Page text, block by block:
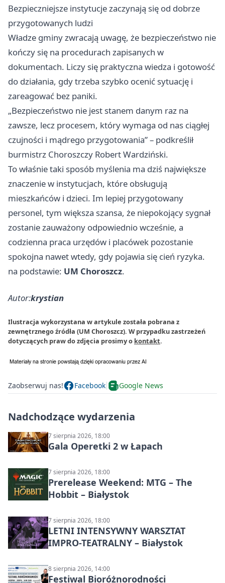
Bezpieczniejsze instytucje zaczynają się od dobrze
przygotowanych ludzi
Władze gminy zwracają uwagę, że bezpieczeństwo nie
kończy się na procedurach zapisanych w
dokumentach. Liczy się praktyczna wiedza i gotowość
do działania, gdy trzeba szybko ocenić sytuację i
zareagować bez paniki.
„Bezpieczeństwo nie jest stanem danym raz na
zawsze, lecz procesem, który wymaga od nas ciągłej
czujności i mądrego przygotowania” – podkreślił
burmistrz Choroszczy Robert Wardziński.
To właśnie taki sposób myślenia ma dziś największe
znaczenie w instytucjach, które obsługują
mieszkańców i dzieci. Im lepiej przygotowany
personel, tym większa szansa, że niepokojący sygnał
zostanie zauważony odpowiednio wcześnie, a
codzienna praca urzędów i placówek pozostanie
spokojna nawet wtedy, gdy pojawia się cień ryzyka.
na podstawie: UM Choroszcz.
Autor:krystian
Ilustracja wykorzystana w artykule została pobrana z
zewnętrznego źródła (UM Choroszcz). W przypadku zastrzeżeń
dotyczących praw do zdjęcia prosimy o kontakt.
Zaobserwuj nas! Facebook Google News
Nadchodzące wydarzenia
7 sierpnia 2026, 18:00
Gala Operetki 2 w Łapach
7 sierpnia 2026, 18:00
Prerelease Weekend: MTG – The
Hobbit – Białystok
7 sierpnia 2026, 18:00
LETNI INTENSYWNY WARSZTAT
IMPRO-TEATRALNY – Białystok
8 sierpnia 2026, 14:00
Festiwal Bioróżnorodności